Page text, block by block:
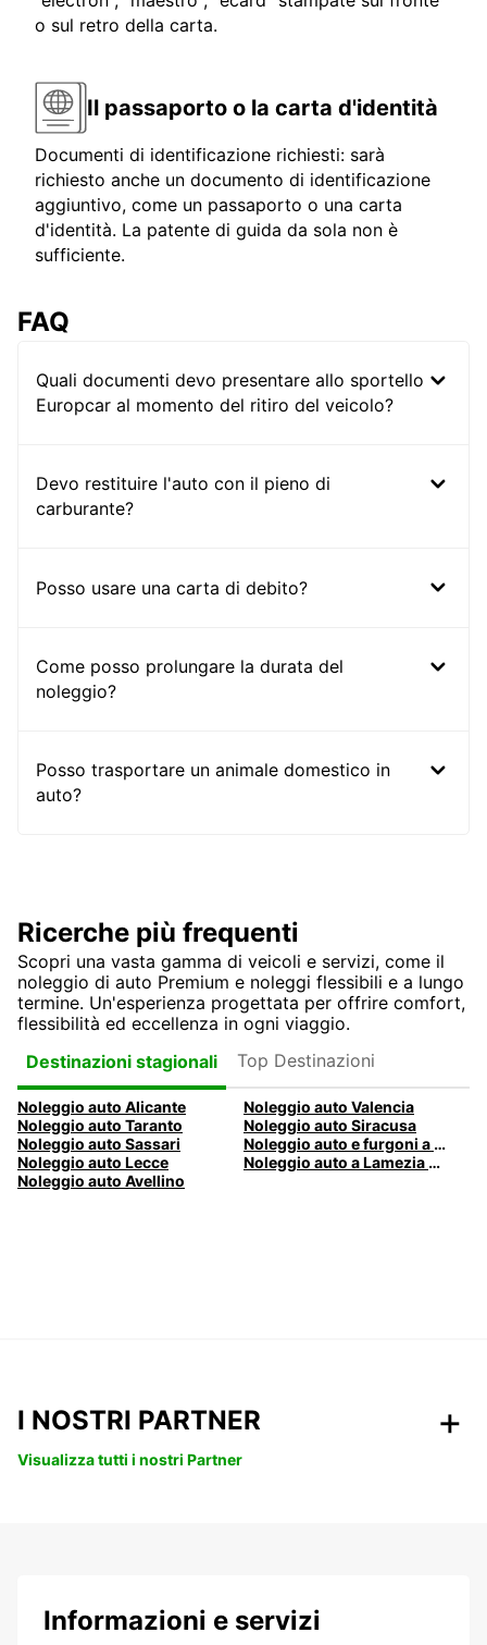
o sul retro della carta.
Il passaporto o la carta d'identità
Documenti di identificazione richiesti: sarà
richiesto anche un documento di identificazione
aggiuntivo, come un passaporto o una carta
d'identità. La patente di guida da sola non è
sufficiente.
FAQ
Quali documenti devo presentare allo sportello
Europcar al momento del ritiro del veicolo?
Devo restituire l'auto con il pieno di
carburante?
Posso usare una carta di debito?
Come posso prolungare la durata del
noleggio?
Posso trasportare un animale domestico in
auto?
Ricerche più frequenti
Scopri una vasta gamma di veicoli e servizi, come il
noleggio di auto Premium e noleggi flessibili e a lungo
termine. Un'esperienza progettata per offrire comfort,
flessibilità ed eccellenza in ogni viaggio.
Destinazioni stagionali
Top Destinazioni
Noleggio auto Alicante
Noleggio auto Valencia
Noleggio auto Taranto
Noleggio auto Siracusa
Noleggio auto Sassari
Noleggio auto e furgoni a Pescara
Noleggio auto Lecce
Noleggio auto a Lamezia Terme, Italia
Noleggio auto Avellino
I NOSTRI PARTNER
Visualizza tutti i nostri Partner
Informazioni e servizi